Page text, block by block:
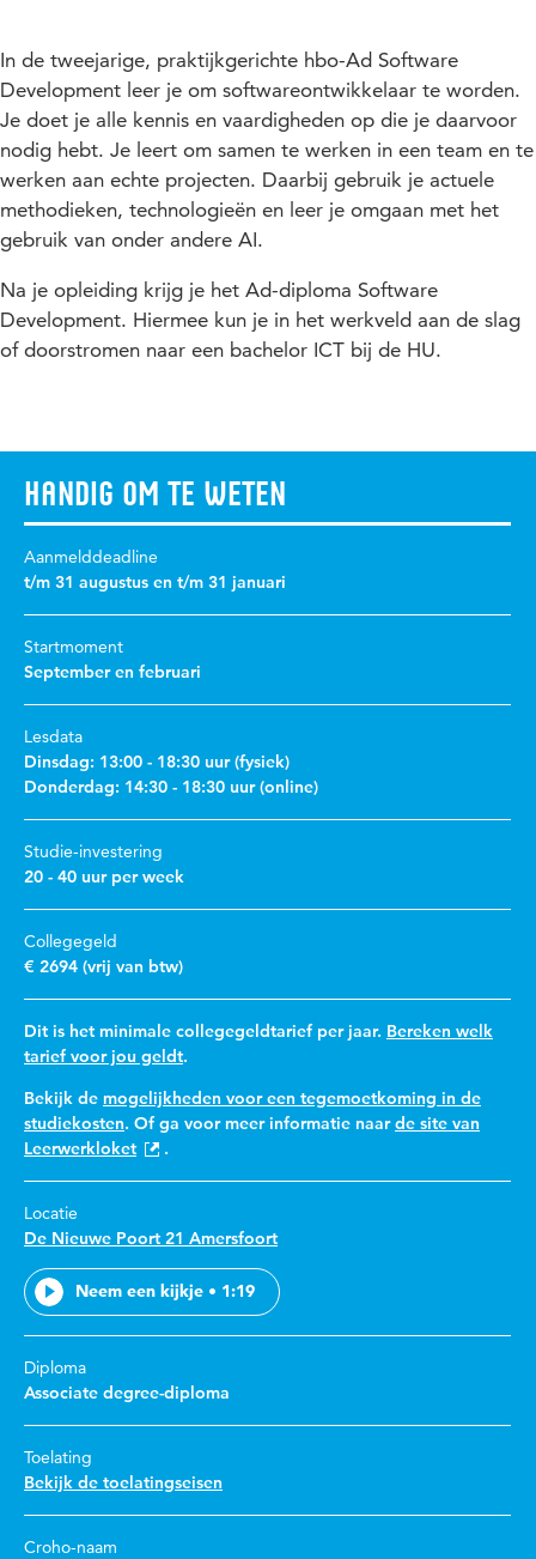
In de tweejarige, praktijkgerichte hbo-Ad Software
Development leer je om softwareontwikkelaar te worden.
Je doet je alle kennis en vaardigheden op die je daarvoor
nodig hebt. Je leert om samen te werken in een team en te
werken aan echte projecten. Daarbij gebruik je actuele
methodieken, technologieën en leer je omgaan met het
gebruik van onder andere AI.
Na je opleiding krijg je het Ad-diploma Software
Development. Hiermee kun je in het werkveld aan de slag
of doorstromen naar een bachelor ICT bij de HU.
Handig om te weten
Aanmelddeadline
t/m 31 augustus en t/m 31 januari
Startmoment
September en februari
Lesdata
Dinsdag: 13:00 - 18:30 uur (fysiek)
Donderdag: 14:30 - 18:30 uur (online)
Studie-investering
20 - 40 uur per week
Collegegeld
€ 2694 (vrij van btw)
Dit is het minimale collegegeldtarief per jaar. Bereken welk
tarief voor jou geldt.
Bekijk de mogelijkheden voor een tegemoetkoming in de
studiekosten. Of ga voor meer informatie naarde site van
Leerwerkloket
.
Locatie
De Nieuwe Poort 21 Amersfoort
Neem een kijkje • 1:19
Diploma
Associate degree-diploma
Toelating
Bekijk de toelatingseisen
Croho-naam